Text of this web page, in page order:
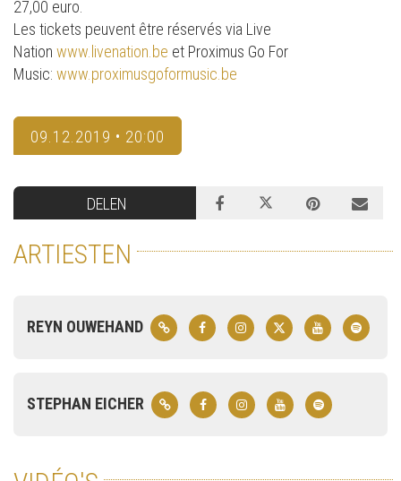
27,00 euro.
Les tickets peuvent être réservés via Live
Nation www.livenation.be et Proximus Go For
Music: www.proximusgoformusic.be
09.12.2019 • 20:00
DELEN
ARTIESTEN
REYN OUWEHAND
STEPHAN EICHER